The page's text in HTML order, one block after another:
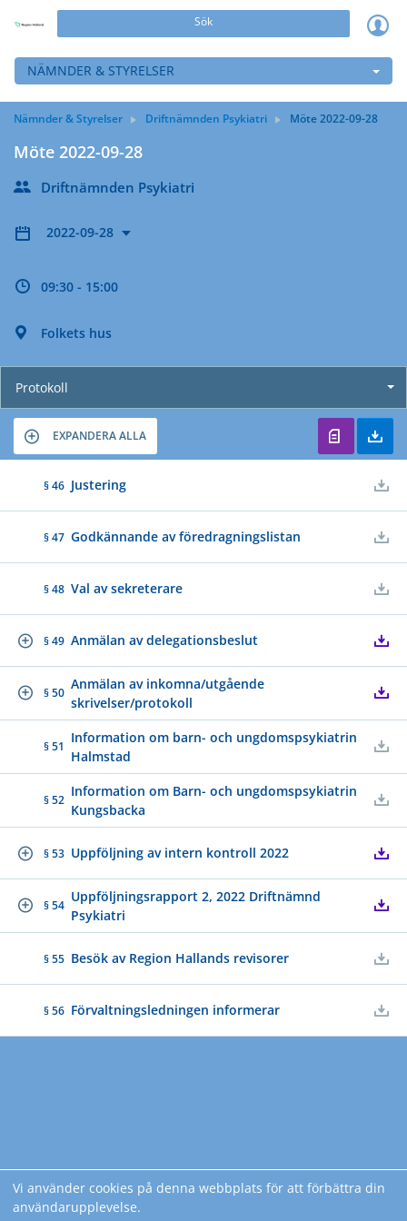
Sök
NÄMNDER & STYRELSER
Nämnder & Styrelser Driftnämnden Psykiatri Möte 2022-09-28
Möte 2022-09-28
Driftnämnden Psykiatri
2022-09-28
09:30 - 15:00
Folkets hus
Protokoll
EXPANDERA ALLA
§ 46 Justering
§ 47 Godkännande av föredragningslistan
§ 48 Val av sekreterare
§ 49 Anmälan av delegationsbeslut
§ 50
Anmälan av inkomna/utgående
skrivelser/protokoll
§ 51
Information om barn- och ungdomspsykiatrin
Halmstad
§ 52
Information om Barn- och ungdomspsykiatrin
Kungsbacka
§ 53 Uppföljning av intern kontroll 2022
§ 54
Uppföljningsrapport 2, 2022 Driftnämnd
Psykiatri
§ 55 Besök av Region Hallands revisorer
§ 56 Förvaltningsledningen informerar
© 2025 Region Halland 301 80 Halmstad, Besök: Södra vägen 9, Telefon
Vi använder cookies på denna webbplats för att förbättra din
användarupplevelse.